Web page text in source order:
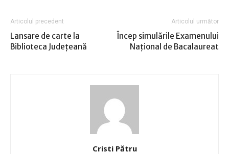
Articolul precedent
Lansare de carte la
Biblioteca Județeană
Articolul următor
Încep simulările Examenului
Naţional de Bacalaureat
Cristi Pătru